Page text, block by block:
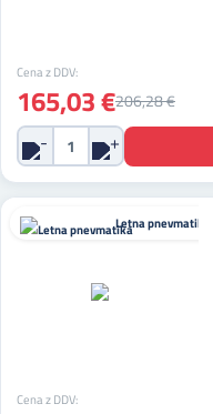
Cena z DDV:
165,03 €206,28 €
Letna pnevmatika
Cena z DDV: